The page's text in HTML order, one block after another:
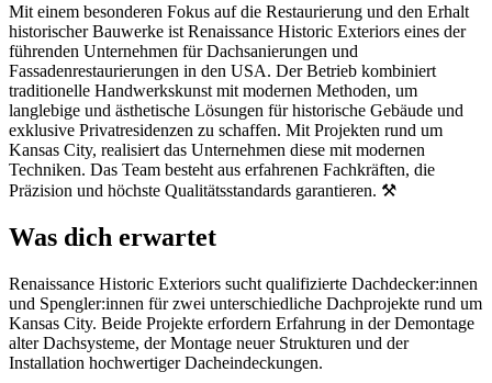
Mit einem besonderen Fokus auf die Restaurierung und den Erhalt
historischer Bauwerke ist Renaissance Historic Exteriors eines der
führenden Unternehmen für Dachsanierungen und
Fassadenrestaurierungen in den USA. Der Betrieb kombiniert
traditionelle Handwerkskunst mit modernen Methoden, um
langlebige und ästhetische Lösungen für historische Gebäude und
exklusive Privatresidenzen zu schaffen. Mit Projekten rund um
Kansas City, realisiert das Unternehmen diese mit modernen
Techniken. Das Team besteht aus erfahrenen Fachkräften, die
Präzision und höchste Qualitätsstandards garantieren. ⚒️
Was dich erwartet
Renaissance Historic Exteriors sucht qualifizierte Dachdecker:innen
und Spengler:innen für zwei unterschiedliche Dachprojekte rund um
Kansas City. Beide Projekte erfordern Erfahrung in der Demontage
alter Dachsysteme, der Montage neuer Strukturen und der
Installation hochwertiger Dacheindeckungen.